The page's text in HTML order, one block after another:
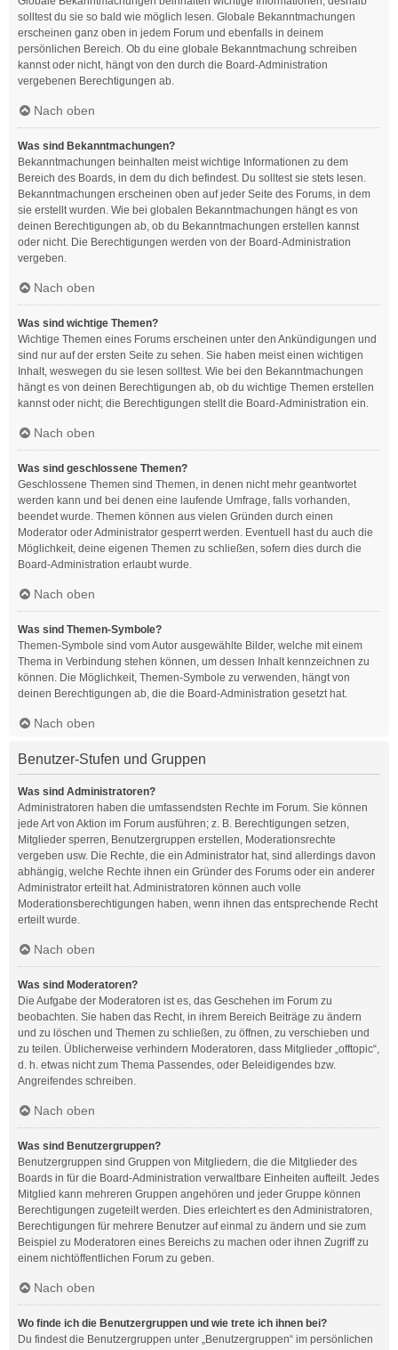
solltest du sie so bald wie möglich lesen. Globale Bekanntmachungen
erscheinen ganz oben in jedem Forum und ebenfalls in deinem
persönlichen Bereich. Ob du eine globale Bekanntmachung schreiben
kannst oder nicht, hängt von den durch die Board-Administration
vergebenen Berechtigungen ab.
Nach oben
Was sind Bekanntmachungen?
Bekanntmachungen beinhalten meist wichtige Informationen zu dem
Bereich des Boards, in dem du dich befindest. Du solltest sie stets lesen.
Bekanntmachungen erscheinen oben auf jeder Seite des Forums, in dem
sie erstellt wurden. Wie bei globalen Bekanntmachungen hängt es von
deinen Berechtigungen ab, ob du Bekanntmachungen erstellen kannst
oder nicht. Die Berechtigungen werden von der Board-Administration
vergeben.
Nach oben
Was sind wichtige Themen?
Wichtige Themen eines Forums erscheinen unter den Ankündigungen und
sind nur auf der ersten Seite zu sehen. Sie haben meist einen wichtigen
Inhalt, weswegen du sie lesen solltest. Wie bei den Bekanntmachungen
hängt es von deinen Berechtigungen ab, ob du wichtige Themen erstellen
kannst oder nicht; die Berechtigungen stellt die Board-Administration ein.
Nach oben
Was sind geschlossene Themen?
Geschlossene Themen sind Themen, in denen nicht mehr geantwortet
werden kann und bei denen eine laufende Umfrage, falls vorhanden,
beendet wurde. Themen können aus vielen Gründen durch einen
Moderator oder Administrator gesperrt werden. Eventuell hast du auch die
Möglichkeit, deine eigenen Themen zu schließen, sofern dies durch die
Board-Administration erlaubt wurde.
Nach oben
Was sind Themen-Symbole?
Themen-Symbole sind vom Autor ausgewählte Bilder, welche mit einem
Thema in Verbindung stehen können, um dessen Inhalt kennzeichnen zu
können. Die Möglichkeit, Themen-Symbole zu verwenden, hängt von
deinen Berechtigungen ab, die die Board-Administration gesetzt hat.
Nach oben
Benutzer-Stufen und Gruppen
Was sind Administratoren?
Administratoren haben die umfassendsten Rechte im Forum. Sie können
jede Art von Aktion im Forum ausführen; z. B. Berechtigungen setzen,
Mitglieder sperren, Benutzergruppen erstellen, Moderationsrechte
vergeben usw. Die Rechte, die ein Administrator hat, sind allerdings davon
abhängig, welche Rechte ihnen ein Gründer des Forums oder ein anderer
Administrator erteilt hat. Administratoren können auch volle
Moderationsberechtigungen haben, wenn ihnen das entsprechende Recht
erteilt wurde.
Nach oben
Was sind Moderatoren?
Die Aufgabe der Moderatoren ist es, das Geschehen im Forum zu
beobachten. Sie haben das Recht, in ihrem Bereich Beiträge zu ändern
und zu löschen und Themen zu schließen, zu öffnen, zu verschieben und
zu teilen. Üblicherweise verhindern Moderatoren, dass Mitglieder „offtopic“,
d. h. etwas nicht zum Thema Passendes, oder Beleidigendes bzw.
Angreifendes schreiben.
Nach oben
Was sind Benutzergruppen?
Benutzergruppen sind Gruppen von Mitgliedern, die die Mitglieder des
Boards in für die Board-Administration verwaltbare Einheiten aufteilt. Jedes
Mitglied kann mehreren Gruppen angehören und jeder Gruppe können
Berechtigungen zugeteilt werden. Dies erleichtert es den Administratoren,
Berechtigungen für mehrere Benutzer auf einmal zu ändern und sie zum
Beispiel zu Moderatoren eines Bereichs zu machen oder ihnen Zugriff zu
einem nichtöffentlichen Forum zu geben.
Nach oben
Wo finde ich die Benutzergruppen und wie trete ich ihnen bei?
Du findest die Benutzergruppen unter „Benutzergruppen“ im persönlichen